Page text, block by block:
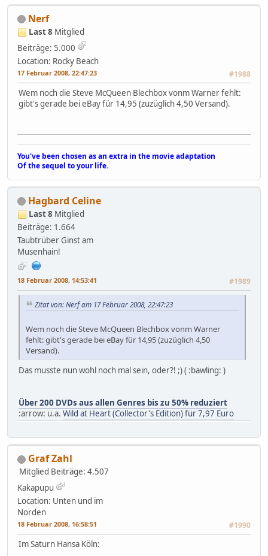
Nerf
Last 8 Mitglied
Beiträge: 5.000
Location: Rocky Beach
17 Februar 2008, 22:47:23 #1988
Wem noch die Steve McQueen Blechbox vonm Warner fehlt:
gibt's gerade bei eBay für 14,95 (zuzüglich 4,50 Versand).
You've been chosen as an extra in the movie adaptation
Of the sequel to your life.
Hagbard Celine
Last 8 Mitglied
Beiträge: 1.664
Taubtrüber Ginst am
Musenhain!
18 Februar 2008, 14:53:41 #1989
Zitat von: Nerf am 17 Februar 2008, 22:47:23
Wem noch die Steve McQueen Blechbox vonm Warner
fehlt: gibt's gerade bei eBay für 14,95 (zuzüglich 4,50
Versand).
Das musste nun wohl noch mal sein, oder?! ;) ( :bawling: )
Über 200 DVDs aus allen Genres bis zu 50% reduziert
:arrow: u.a. Wild at Heart (Collector's Edition) für 7,97 Euro
Graf Zahl
Mitglied Beiträge: 4.507
Kakapupu
Location: Unten und im
Norden
18 Februar 2008, 16:58:51 #1990
Im Saturn Hansa Köln: